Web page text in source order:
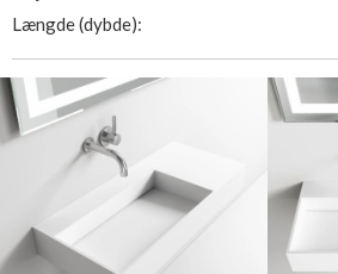
Længde (dybde):